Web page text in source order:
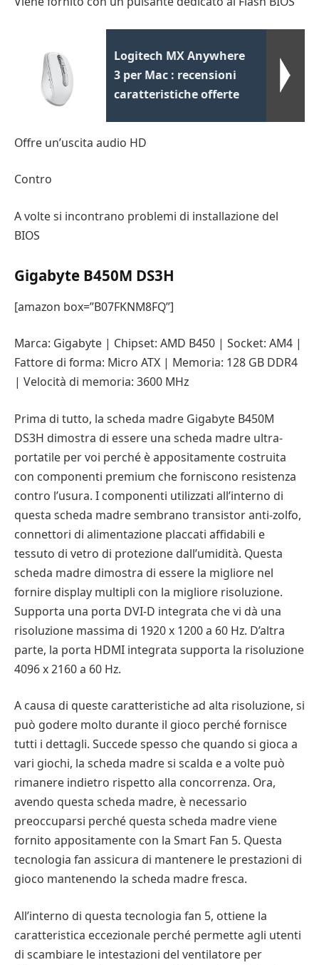
Logitech MX Anywhere
3 per Mac : recensioni
caratteristiche offerte
Offre un’uscita audio HD
Contro
A volte si incontrano problemi di installazione del
BIOS
Gigabyte B450M DS3H
[amazon box=”B07FKNM8FQ”]
Marca: Gigabyte | Chipset: AMD B450 | Socket: AM4 |
Fattore di forma: Micro ATX | Memoria: 128 GB DDR4
| Velocità di memoria: 3600 MHz
Prima di tutto, la scheda madre Gigabyte B450M
DS3H dimostra di essere una scheda madre ultra-
portatile per voi perché è appositamente costruita
con componenti premium che forniscono resistenza
contro l’usura. I componenti utilizzati all’interno di
questa scheda madre sembrano transistor anti-zolfo,
connettori di alimentazione placcati affidabili e
tessuto di vetro di protezione dall’umidità. Questa
scheda madre dimostra di essere la migliore nel
fornire display multipli con la migliore risoluzione.
Supporta una porta DVI-D integrata che vi dà una
risoluzione massima di 1920 x 1200 a 60 Hz. D’altra
parte, la porta HDMI integrata supporta la risoluzione
4096 x 2160 a 60 Hz.
A causa di queste caratteristiche ad alta risoluzione, si
può godere molto durante il gioco perché fornisce
tutti i dettagli. Succede spesso che quando si gioca a
vari giochi, la scheda madre si scalda e a volte può
rimanere indietro rispetto alla concorrenza. Ora,
avendo questa scheda madre, è necessario
preoccuparsi perché questa scheda madre viene
fornito appositamente con la Smart Fan 5. Questa
tecnologia fan assicura di mantenere le prestazioni di
gioco mantenendo la scheda madre fresca.
All’interno di questa tecnologia fan 5, ottiene la
caratteristica eccezionale perché permette agli utenti
di scambiare le intestazioni del ventilatore per